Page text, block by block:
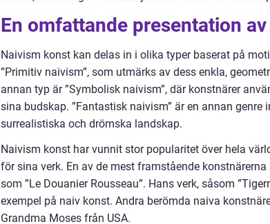
En omfattande presentation
Naivism konst kan delas in i olika typer baserat på
”Primitiv naivism”, som utmärks av dess enkla,
annan typ är ”Symbolisk naivism”, där konstnärer
sina budskap. ”Fantastisk naivism” är en annan
surrealistiska och drömska landskap.
Naivism konst har vunnit stor popularitet över hela
för sina verk. En av de mest framstående
som ”Le Douanier Rousseau”. Hans verk, såsom
exempel på naiv konst. Andra berömda naiva
Grandma Moses från USA.